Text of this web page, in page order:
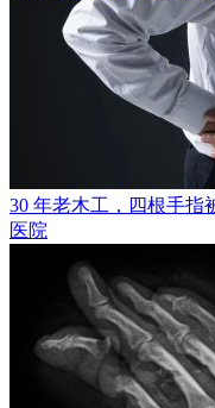
30 年老木工，四根手
医院